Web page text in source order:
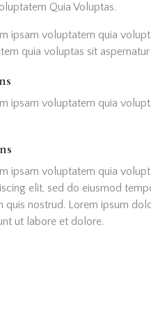
Quia Voluptas.
ipsam voluptatem quia
quia voluptas sit
ipsam voluptatem quia
ipsam voluptatem quia
elit, sed do eiusmod
quis nostrud. Lorem ipsum
ut labore et dolore.